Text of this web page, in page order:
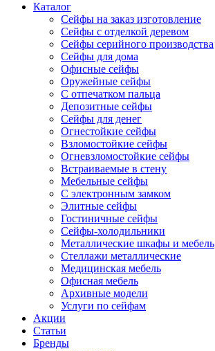
Каталог
Сейфы на заказ изготовление
Сейфы с отделкой деревом
Сейфы серийного производства
Сейфы для дома
Офисные сейфы
Оружейные сейфы
С отпечатком пальца
Депозитные сейфы
Сейфы для денег
Огнестойкие сейфы
Взломостойкие сейфы
Огневзломостойкие сейфы
Встраиваемые в стену
Мебельные сейфы
С электронным замком
Элитные сейфы
Гостиничные сейфы
Сейфы-холодильники
Металлические шкафы и мебель
Стеллажи металлические
Медицинская мебель
Офисная мебель
Архивные модели
Услуги по сейфам
Акции
Статьи
Бренды